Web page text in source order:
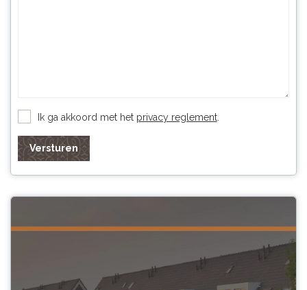
Ik ga akkoord met het privacy reglement.
Versturen